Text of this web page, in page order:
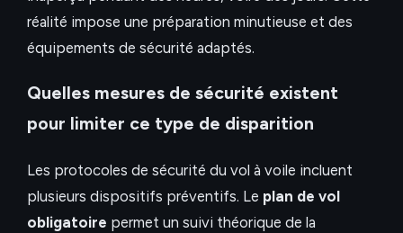
réalité impose une préparation minutieuse et des
équipements de sécurité adaptés.
Quelles mesures de sécurité existent
pour limiter ce type de disparition
Les protocoles de sécurité du vol à voile incluent
plusieurs dispositifs préventifs. Le plan de vol
obligatoire permet un suivi théorique de la